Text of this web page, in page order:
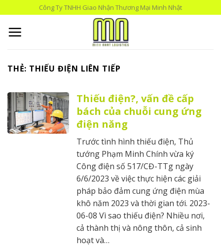
to
content
Công Ty TNHH Giao Nhận Thương Mại Minh Nhật
THẺ: THIẾU ĐIỆN LIÊN TIẾP
Thiếu điện?, vấn đề cấp
bách của chuỗi cung ứng
điện năng
Trước tình hình thiếu điện, Thủ
tướng Phạm Minh Chính vừa ký
Công điện số 517/CĐ-TTg ngày
6/6/2023 về việc thực hiện các giải
pháp bảo đảm cung ứng điện mùa
khô năm 2023 và thời gian tới. 2023-
06-08 Vì sao thiếu điện? Nhiều nơi,
cả thành thị và nông thôn, cả sinh
hoạt và…